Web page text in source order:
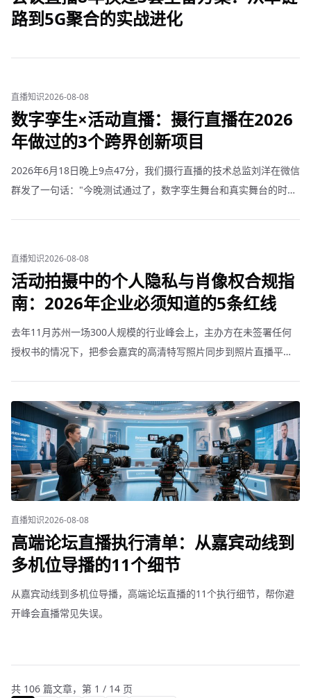
路到5G聚合的实战进化
直播知识2026-08-08
数字孪生×活动直播：摄行直播在2026
年做过的3个跨界创新项目
2026年6月18日晚上9点47分，我们摄行直播的技术总监刘洋在微信
群发了一句话："今晚测试通过了，数字孪生舞台和真实舞台的时间
直播在2026年上半年实打实交付的
直播知识2026-08-08
活动拍摄中的个人隐私与肖像权合规指
南：2026年企业必须知道的5条红线
去年11月苏州一场300人规模的行业峰会上，主办方在未签署任何
授权书的情况下，把参会嘉宾的高清特写照片同步到照片直播平
这种事儿搁两年前可能没人当回事，但2026年了，真不是开玩笑
的。 摄行直播团队在过去三年里，经手过大大小小600多场活动的
拍摄和直播执行，从企业年会到政府论坛，从
直播知识2026-08-08
高端论坛直播执行清单：从嘉宾动线到
多机位导播的11个细节
从嘉宾动线到多机位导播，高端论坛直播的11个执行细节，帮你避
开峰会直播常见失误。
共 106 篇文章，第 1 / 14 页